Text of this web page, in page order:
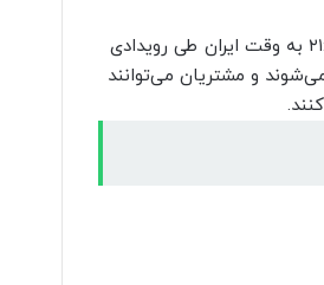
سامسونگ اخیراً تأیید کرد سری گلکسی S25 در تاریخ ۲۲ ژانویه (۳ بهمن) ساعت ۲۱:۳۰ به وقت ایران طی رویدادی
و مشتریان می‌توانند